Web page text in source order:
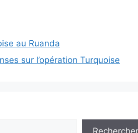
au Ruanda
sur l’opération Turquoise
Rechercher